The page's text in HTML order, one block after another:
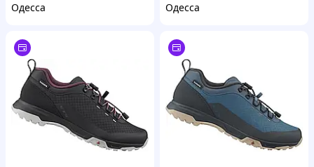
Одесса
Одесса